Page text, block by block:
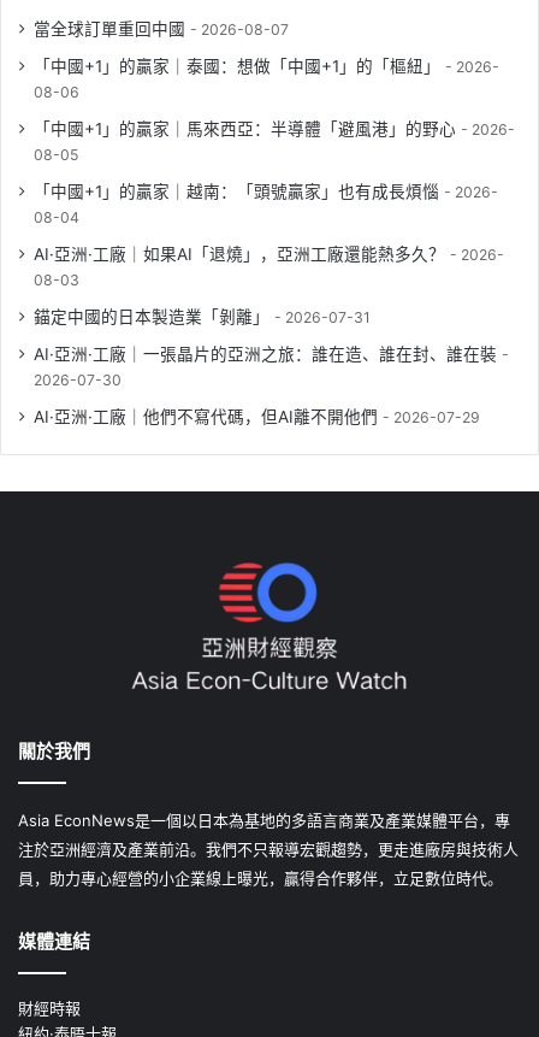
當全球訂單重回中國 2026-08-07
「中國+1」的贏家｜泰國：想做「中國+1」的「樞紐」
2026-
08-06
「中國+1」的贏家｜馬來西亞：半導體「避風港」的野心
2026-
08-05
「中國+1」的贏家｜越南：「頭號贏家」也有成長煩惱
2026-
08-04
AI·亞洲·工廠｜如果AI「退燒」，亞洲工廠還能熱多久？
2026-
08-03
錨定中國的日本製造業「剝離」 2026-07-31
AI·亞洲·工廠｜一張晶片的亞洲之旅：誰在造、誰在封、誰在裝
2026-07-30
AI·亞洲·工廠｜他們不寫代碼，但AI離不開他們 2026-07-29
關於我們
Asia EconNews是一個以日本為基地的多語言商業及產業媒體平台，專
注於亞洲經濟及產業前沿。我們不只報導宏觀趨勢，更走進廠房與技術人
員，助力專心經營的小企業線上曝光，贏得合作夥伴，立足數位時代。
媒體連結
財經時報
紐約·泰晤士報